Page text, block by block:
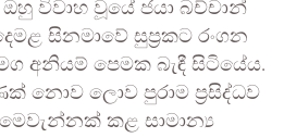
විවාහ වූයේ ජයා බච්චාන්
සිනමාවේ සුප්‍රකට රංගන
අනියම් පෙමක බැඳී සිටියේය.
නොව ලොව පුරාම ප්‍රසිද්ධව
කළ සාමාන්‍ය